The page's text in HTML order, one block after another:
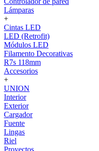
Lámparas
+
Cintas LED
LED (Retrofit)
Módulos LED
Filamento Decorativas
R7s 118mm
Accesorios
+
UNION
Interior
Exterior
Cargador
Fuente
Lingas
Riel
Proyectos